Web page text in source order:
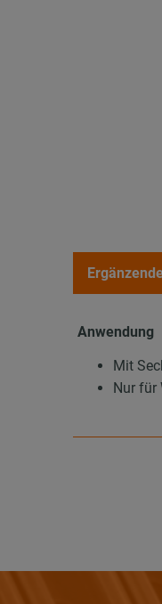
Anwendung
Mit
Nur für